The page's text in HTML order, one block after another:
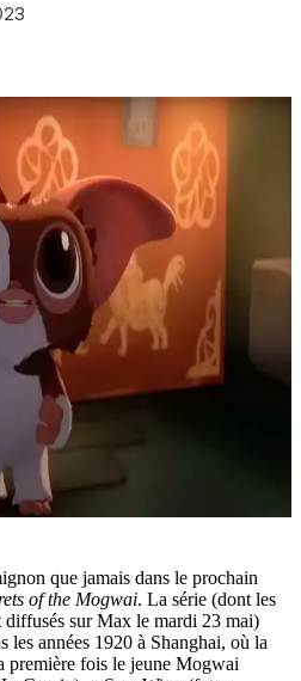
que jamais dans le prochain
of the Mogwai. La série (dont les
diffusés sur Max le mardi 23 mai)
les années 1920 à Shanghai, où la
première fois le jeune Mogwai